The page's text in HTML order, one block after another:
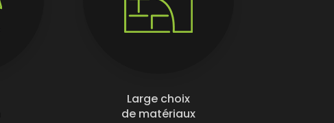
Large choix
de matériaux